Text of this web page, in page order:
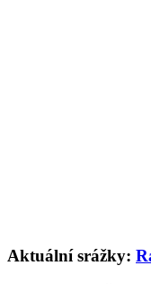
Aktuální srážky: